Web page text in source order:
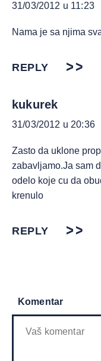
31/03/2012 u 11:23
Nama je sa njima
REPLY
kukurek
31/03/2012 u 20:36
Zasto da uklone
zabavljamo.Ja sam
odelo koje cu da
krenulo
REPLY
Komentar